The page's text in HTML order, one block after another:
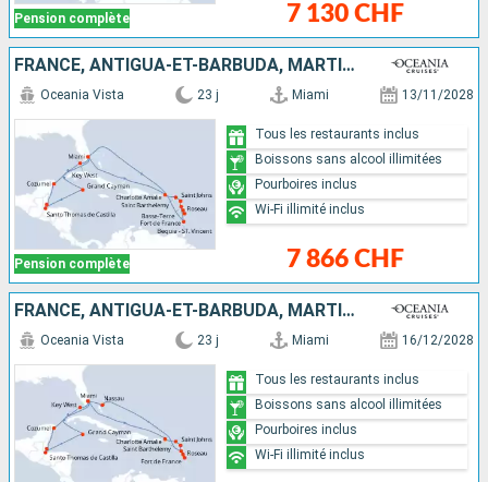
Pension complète 7 130 CHF
FRANCE, ANTIGUA-ET-BARBUDA, MARTINIQUE, DOMINIQUE, GUADELOUPE, SAINT VINCENT-ET-LES-GRENADINES, CAÏMANS (ÎLES), GUATEMALA, BELIZE, MEXIQUE, ÉTATS-UNIS
Pension complète
Oceania Vista 23 j Miami 13/11/2028
7 866 CHF
Tous les restaurants inclus
Boissons sans alcool illimitées
Pourboires inclus
Wi-Fi illimité inclus
FRANCE, ANTIGUA-ET-BARBUDA, MARTINIQUE, DOMINIQUE, GUADELOUPE, BAHAMAS, ÉTATS-UNIS, CAÏMANS (ÎLES), GUATEMALA, BELIZE, MEXIQUE
Oceania Vista 23 j Miami 16/12/2028
Tous les restaurants inclus
Boissons sans alcool illimitées
Pourboires inclus
Wi-Fi illimité inclus